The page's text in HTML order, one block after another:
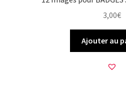
3,00€
Ajouter au